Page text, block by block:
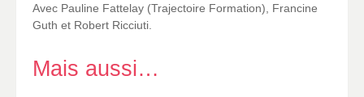
Avec Pauline Fattelay (Trajectoire Formation), Francine
Guth et Robert Ricciuti.
Mais aussi…